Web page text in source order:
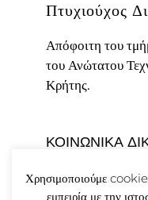
Πτυχιούχος
Απόφοιτη του
του Ανώτατου
Κρήτης.
ΚΟΙΝΩΝΙΚΑ
Χρησιμοποιούμε
εμπειρία με την